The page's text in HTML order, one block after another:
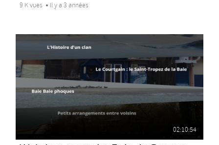
9 K vues
Il y a 3 années
02:10:54